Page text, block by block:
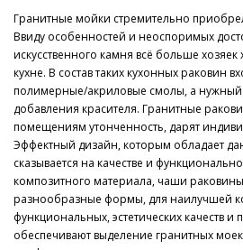
Гранитные мойки стремительно
Ввиду особенностей и неоспоримых
искусственного камня всё больше хозяек
кухне. В состав таких кухонных раковин
полимерные/акриловые смолы, а нужный
добавления красителя. Гранитные
помещениям утонченность, дарят
Эффектный дизайн, которым обладает
сказывается на качестве и
композитного материала, чаши
разнообразные формы, для наилучшей
функциональных, эстетических качеств
обеспечивают выделение гранитных